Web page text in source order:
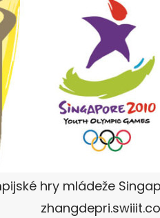
hry mládeže